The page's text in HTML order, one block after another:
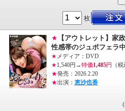
枚
★ 【アウトレット】家
性感帯のジュポフェラ
★ メディア：DVD
★1,540円→特価1,485円
（税
★発売：2026.2.20
★出演： 恵沙也香